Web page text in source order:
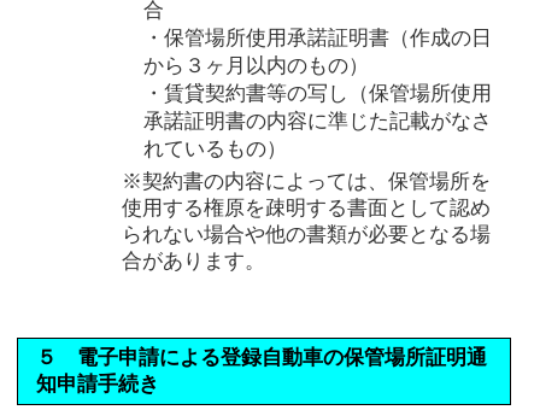
合
・保管場所使用承諾証明書（作成の日
から３ヶ月以内のもの）
・賃貸契約書等の写し（保管場所使用
承諾証明書の内容に準じた記載がなさ
れているもの）
※契約書の内容によっては、保管場所を
使用する権原を疎明する書面として認め
られない場合や他の書類が必要となる場
合があります。
５ 電子申請による登録自動車の保管場所証明通
知申請手続き